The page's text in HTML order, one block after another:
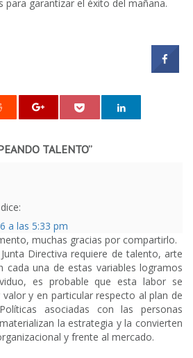
para garantizar el éxito del mañana.
TALENTO”
dice:
a las 5:33 pm
muchas gracias por compartirlo.
Directiva requiere de talento, arte
cada una de estas variables logramos
es probable que esta labor se
y en particular respecto al plan de
asociadas con las personas
la estrategia y la convierten
y frente al mercado.